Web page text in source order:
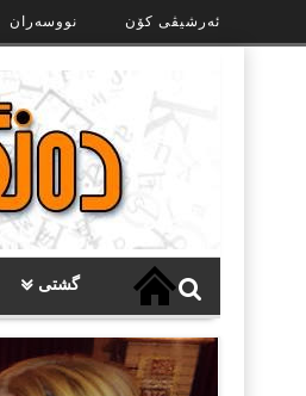
ئەرشیڤی کۆن نووسەران
گشتی